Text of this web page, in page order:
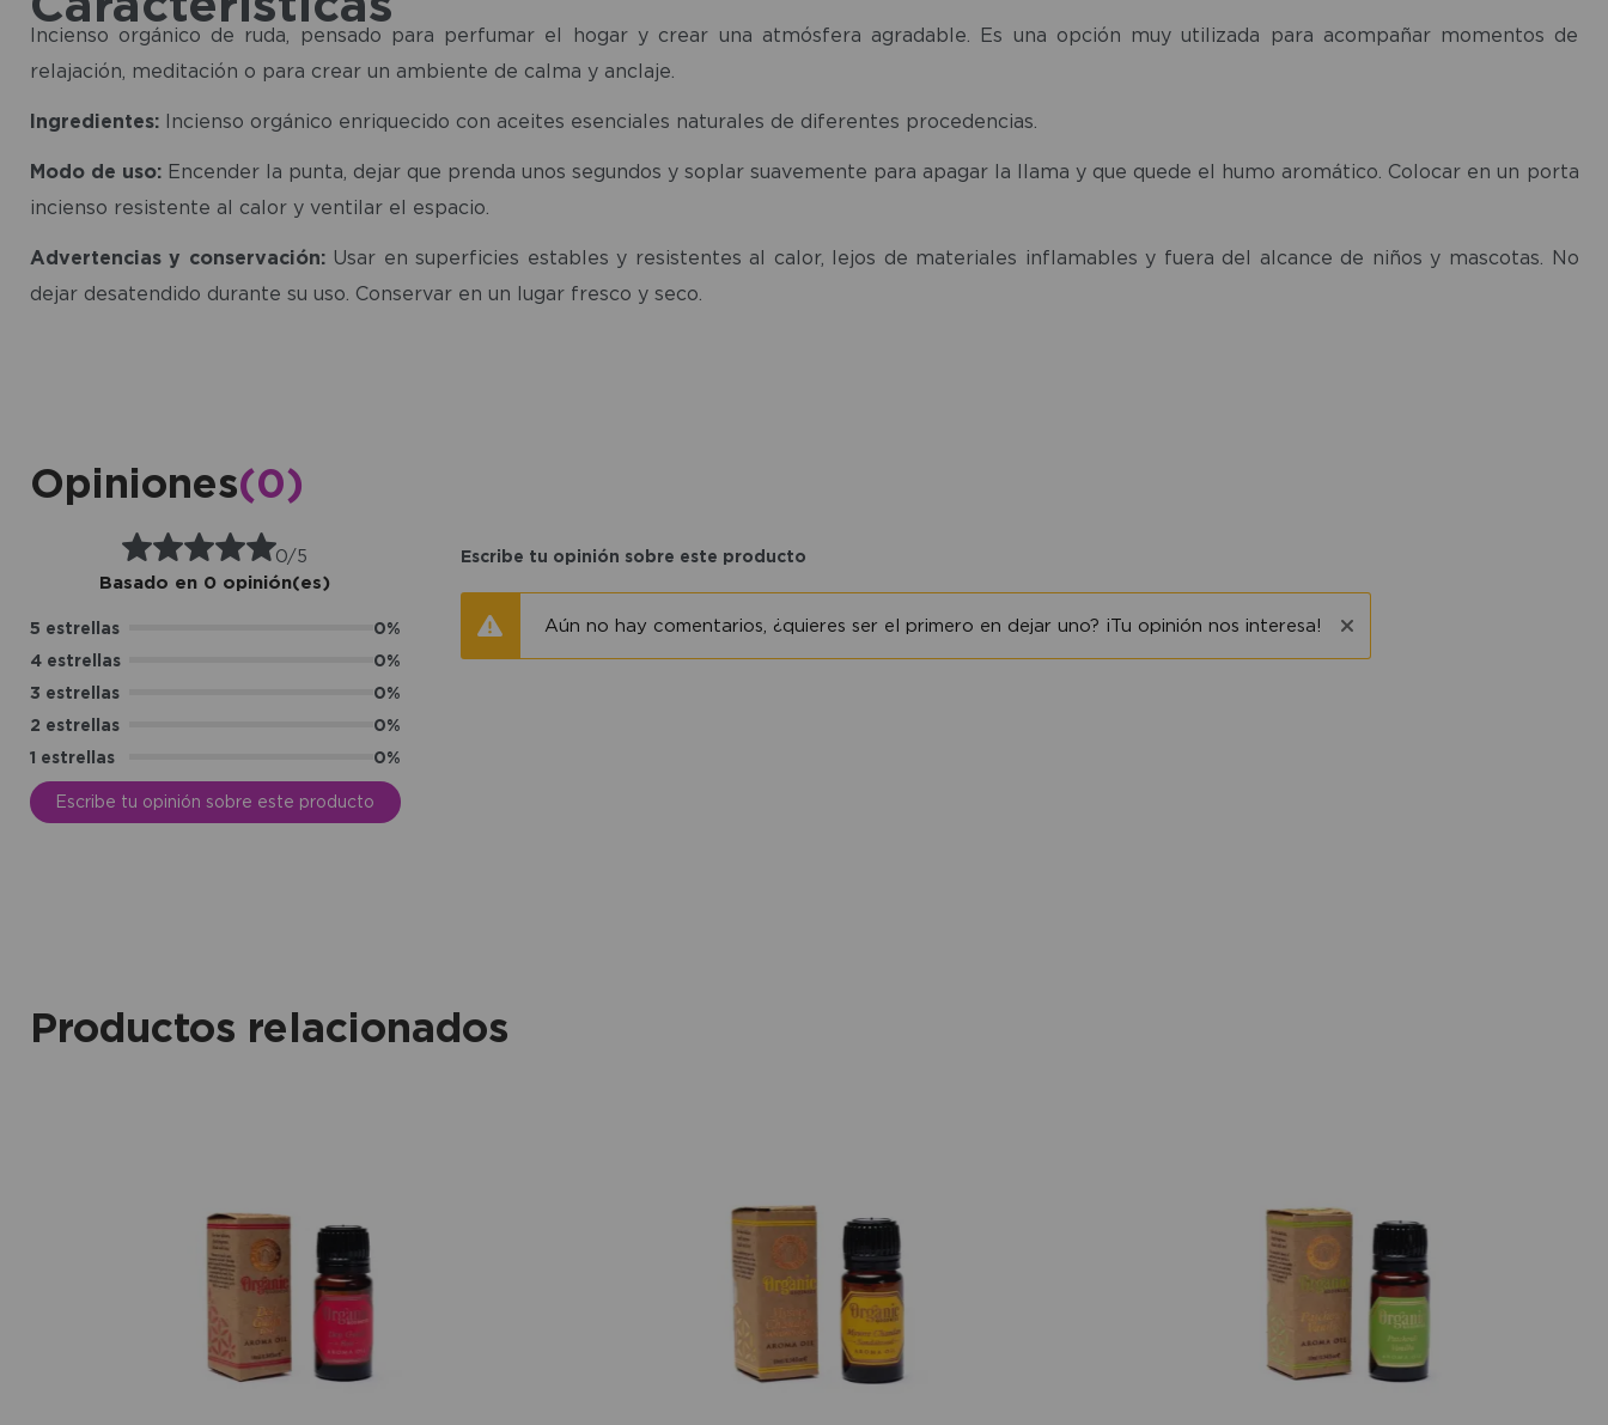
Incienso orgánico de ruda, pensado para perfumar el hogar y crear una atmósfera agradable. Es una opción muy utilizada para acompañar momentos de
relajación, meditación o para crear un ambiente de calma y anclaje.
Ingredientes:Incienso orgánico enriquecido con aceites esenciales naturales de diferentes procedencias.
Modo de uso:Encender la punta, dejar que prenda unos segundos y soplar suavemente para apagar la llama y que quede el humo aromático. Colocar en un porta
incienso resistente al calor y ventilar el espacio.
Advertencias y conservación:Usar en superficies estables y resistentes al calor, lejos de materiales inflamables y fuera del alcance de niños y mascotas. No
dejar desatendido durante su uso. Conservar en un lugar fresco y seco.
Opiniones(0)
0/5
Basado en 0 opinión(es)
5 estrellas
0%
4 estrellas
0%
3 estrellas
0%
2 estrellas
0%
1 estrellas
0%
Escribe tu opinión sobre este producto
Escribe tu opinión sobre este producto
Aún no hay comentarios, ¿quieres ser el primero en dejar uno? ¡Tu opinión nos interesa!
Productos relacionados